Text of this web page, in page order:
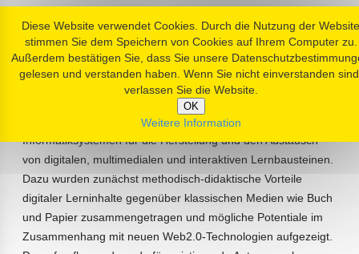
Schulpraxis an und besitzt somit einen starken
interdisziplinären Charakter.
Aus Sicht der Erziehungswissenschaften handelt es sich um
ein Forschungsprojekt aus den Bereichen E-Learning und
Multimedia Learning und der Fragestellung nach geeigneten
Informatiksystemen für die Herstellung und den Austausch
von digitalen, multimedialen und interaktiven Lernbausteinen.
Dazu wurden zunächst methodisch-didaktische Vorteile
digitaler Lerninhalte gegenüber klassischen Medien wie Buch
und Papier zusammengetragen und mögliche Potentiale im
Zusammenhang mit neuen Web2.0-Technologien aufgezeigt.
Diese Website verwendet Cookies. Durch die Nutzung der Website
stimmen Sie dem Speichern von Cookies auf Ihrem Computer zu.
Außerdem bestätigen Sie, dass Sie unsere
gelesen und verstanden haben. Wenn Sie nicht einverstanden
verlassen Sie die Website.
OK
Weitere Information